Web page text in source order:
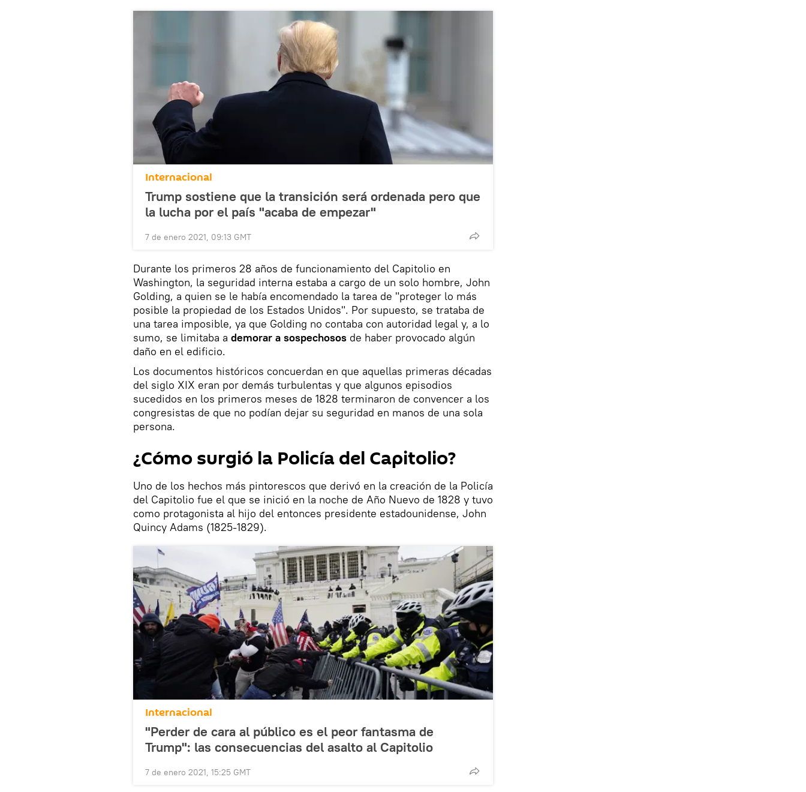
Internacional
Trump sostiene que la transición será ordenada pero que
la lucha por el país "acaba de empezar"
7 de enero 2021, 09:13 GMT
Durante los primeros 28 años de funcionamiento del Capitolio en
Washington, la seguridad interna estaba a cargo de un solo hombre, John
Golding, a quien se le había encomendado la tarea de "proteger lo más
posible la propiedad de los Estados Unidos". Por supuesto, se trataba de
una tarea imposible, ya que Golding no contaba con autoridad legal y, a lo
sumo, se limitaba a demorar a sospechosos de haber provocado algún
daño en el edificio.
Los documentos históricos concuerdan en que aquellas primeras décadas
del siglo XIX eran por demás turbulentas y que algunos episodios
sucedidos en los primeros meses de 1828 terminaron de convencer a los
congresistas de que no podían dejar su seguridad en manos de una sola
persona.
¿Cómo surgió la Policía del Capitolio?
Uno de los hechos más pintorescos que derivó en la creación de la Policía
del Capitolio fue el que se inició en la noche de Año Nuevo de 1828 y tuvo
como protagonista al hijo del entonces presidente estadounidense, John
Quincy Adams (1825-1829).
Internacional
"Perder de cara al público es el peor fantasma de
Trump": las consecuencias del asalto al Capitolio
7 de enero 2021, 15:25 GMT